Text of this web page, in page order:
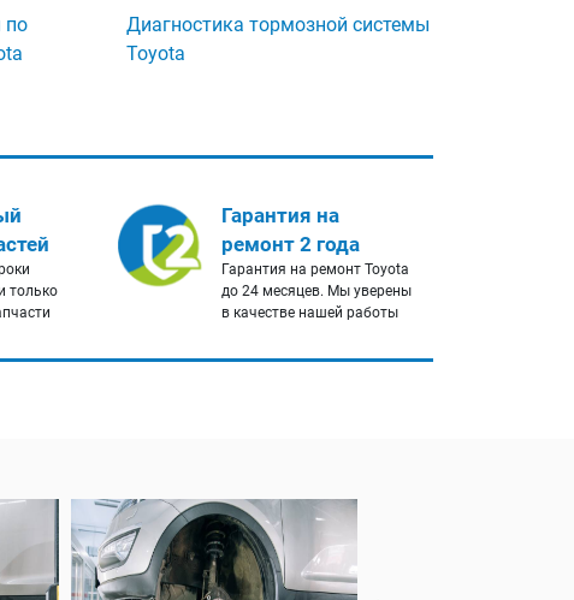
по
Диагностика тормозной системы
Toyota
только
Гарантия на
ремонт 2 года
Гарантия на ремонт Toyota
до 24 месяцев. Мы уверены
в качестве нашей работы